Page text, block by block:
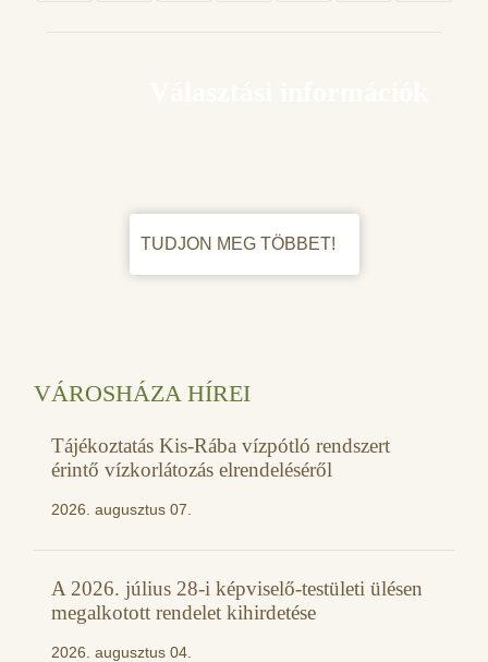
TUDJON MEG TÖBBET!
VÁROSHÁZA HÍREI
Tájékoztatás Kis-Rába vízpótló rendszert
érintő vízkorlátozás elrendeléséről
2026. augusztus 07.
A 2026. július 28-i képviselő-testületi ülésen
megalkotott rendelet kihirdetése
2026. augusztus 04.